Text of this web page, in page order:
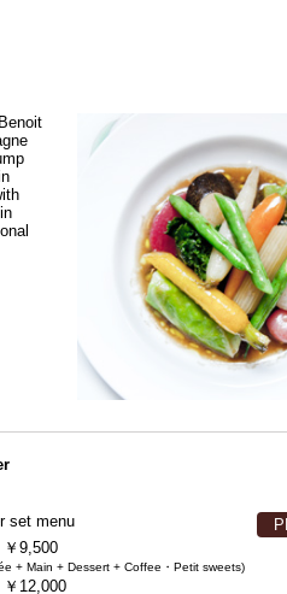
set menu
￥9,500
+ Main + Dessert + Coffee・Petit sweets)
￥12,000